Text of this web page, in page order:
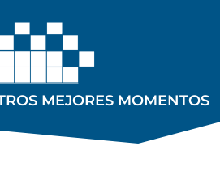
MEJORES MOMENTOS